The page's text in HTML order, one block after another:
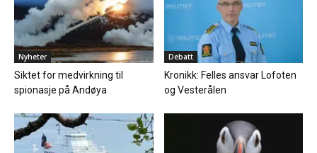
Nyheter
Siktet for medvirkning til
spionasje på Andøya
Debatt
Kronikk: Felles ansvar Lofoten
og Vesterålen